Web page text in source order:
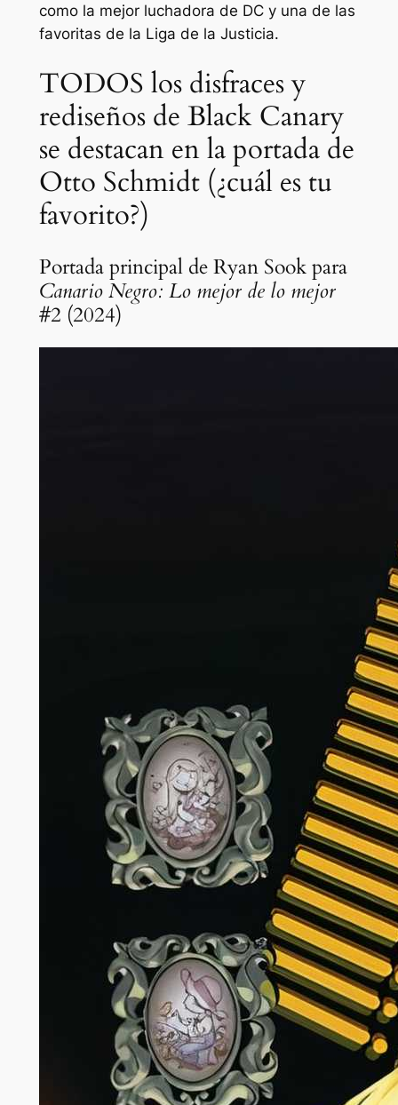
como la mejor luchadora de DC y una de las
favoritas de la Liga de la Justicia.
TODOS los disfraces y
rediseños de Black Canary
se destacan en la portada de
Otto Schmidt (¿cuál es tu
favorito?)
Portada principal de Ryan Sook para
Canario Negro: Lo mejor de lo mejor
#2 (2024)